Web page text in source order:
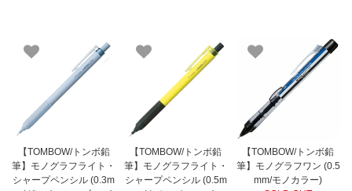
【TOMBOW/トンボ鉛
筆】モノグラフライト・
シャープペンシル (0.3m
【TOMBOW/トンボ鉛
筆】モノグラフライト・
シャープペンシル (0.5m
【TOMBOW/トンボ鉛
筆】モノグラフワン (0.5
mm/モノカラー)